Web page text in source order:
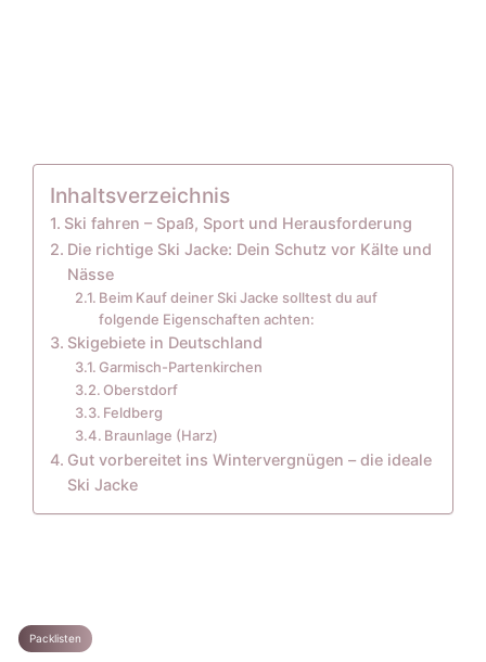
Inhaltsverzeichnis
Ski fahren – Spaß, Sport und Herausforderung
Die richtige Ski Jacke: Dein Schutz vor Kälte und
Nässe
Beim Kauf deiner Ski Jacke solltest du auf
folgende Eigenschaften achten:
Skigebiete in Deutschland
Garmisch-Partenkirchen
Oberstdorf
Feldberg
Braunlage (Harz)
Gut vorbereitet ins Wintervergnügen – die ideale
Ski Jacke
Packlisten